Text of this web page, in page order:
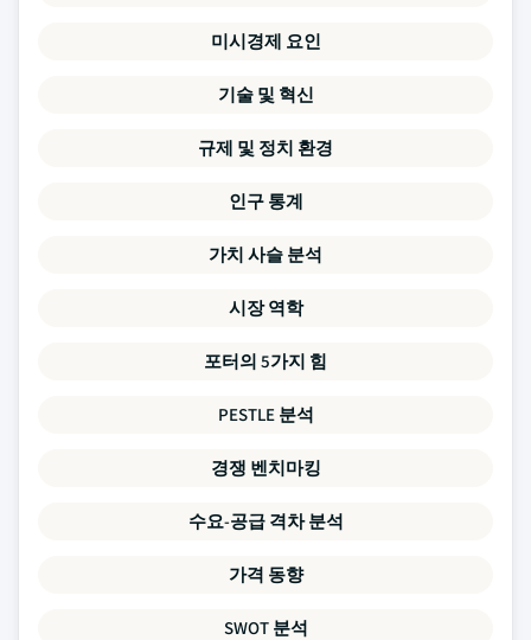
미시경제 요인
기술 및 혁신
규제 및 정치 환경
인구 통계
가치 사슬 분석
시장 역학
포터의 5가지 힘
PESTLE 분석
경쟁 벤치마킹
수요-공급 격차 분석
가격 동향
SWOT 분석